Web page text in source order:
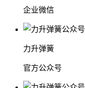
企业微信
力升弹簧
官方公众号